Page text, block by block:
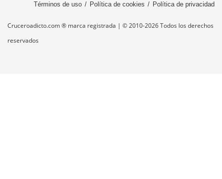
Términos de uso Política de cookies Política de privacidad
Cruceroadicto.com ® marca registrada | © 2010-2026 Todos los derechos
reservados